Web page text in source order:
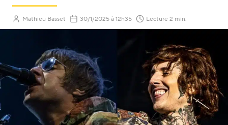
Mathieu Basset 30/1/2025(Mis à jour le)
à 12h35 Lecture 2 min.